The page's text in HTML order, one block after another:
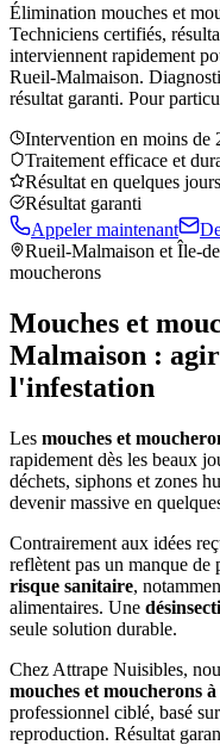
Élimination mouches et
Techniciens certifiés,
interviennent rapidement
Rueil-Malmaison.
résultat garanti. Pour
Intervention en moins de
Traitement efficace et
Résultat en quelques jours
Résultat garanti
Appeler maintenant
Rueil-Malmaison et Île-
moucherons
Mouches et
Malmaison :
l'infestation
Les mouches et
rapidement dès les beaux
déchets, siphons et zones
devenir massive en
Contrairement aux idées
reflètent pas un manque de
risque sanitaire,
alimentaires. Une
seule solution durable.
Chez Attrape Nuisibles,
mouches et moucherons à
professionnel ciblé, basé
reproduction. Résultat